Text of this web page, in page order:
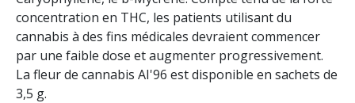
concentration en THC, les patients utilisant du
cannabis à des fins médicales devraient commencer
par une faible dose et augmenter progressivement.
La fleur de cannabis AI'96 est disponible en sachets de
3,5 g.